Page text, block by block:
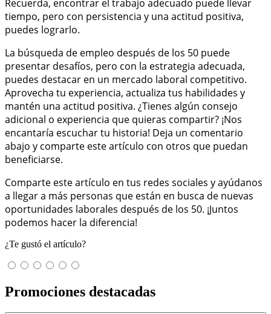
Recuerda, encontrar el trabajo adecuado puede llevar
tiempo, pero con persistencia y una actitud positiva,
puedes lograrlo.
La búsqueda de empleo después de los 50 puede
presentar desafíos, pero con la estrategia adecuada,
puedes destacar en un mercado laboral competitivo.
Aprovecha tu experiencia, actualiza tus habilidades y
mantén una actitud positiva. ¿Tienes algún consejo
adicional o experiencia que quieras compartir? ¡Nos
encantaría escuchar tu historia! Deja un comentario
abajo y comparte este artículo con otros que puedan
beneficiarse.
Comparte este artículo en tus redes sociales y ayúdanos
a llegar a más personas que están en busca de nuevas
oportunidades laborales después de los 50. ¡Juntos
podemos hacer la diferencia!
¿Te gustó el artículo?
Promociones destacadas